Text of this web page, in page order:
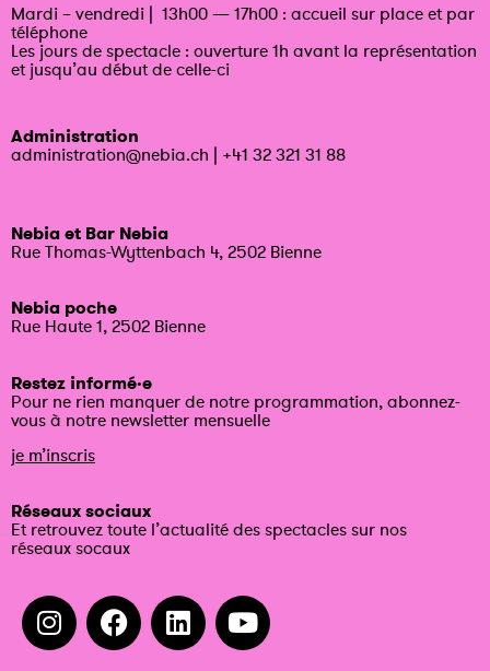
Mardi – vendredi | 13h00 — 17h00 : accueil sur place et par
téléphone
Les jours de spectacle : ouverture 1h avant la représentation
et jusqu’au début de celle-ci
Administration
administration@nebia.ch | +41 32 321 31 88
Nebia et Bar Nebia
Rue Thomas-Wyttenbach 4, 2502 Bienne
Nebia poche
Rue Haute 1, 2502 Bienne
Restez informé·e
Pour ne rien manquer de notre programmation, abonnez-
vous à notre newsletter mensuelle
je m’inscris
Réseaux sociaux
Et retrouvez toute l’actualité des spectacles sur nos
réseaux socaux